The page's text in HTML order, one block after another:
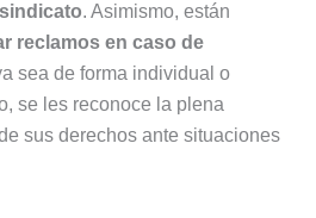
. Asimismo, están
reclamos en caso de
sea de forma individual o
se les reconoce la plena
sus derechos ante situaciones